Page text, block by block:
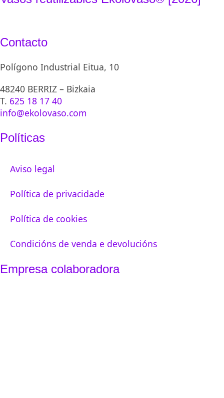
Contacto
Polígono Industrial Eitua, 10
48240 BERRIZ – Bizkaia
T. 625 18 17 40
info@ekolovaso.com
Políticas
Aviso legal
Política de privacidade
Política de cookies
Condicións de venda e devolucións
Empresa colaboradora